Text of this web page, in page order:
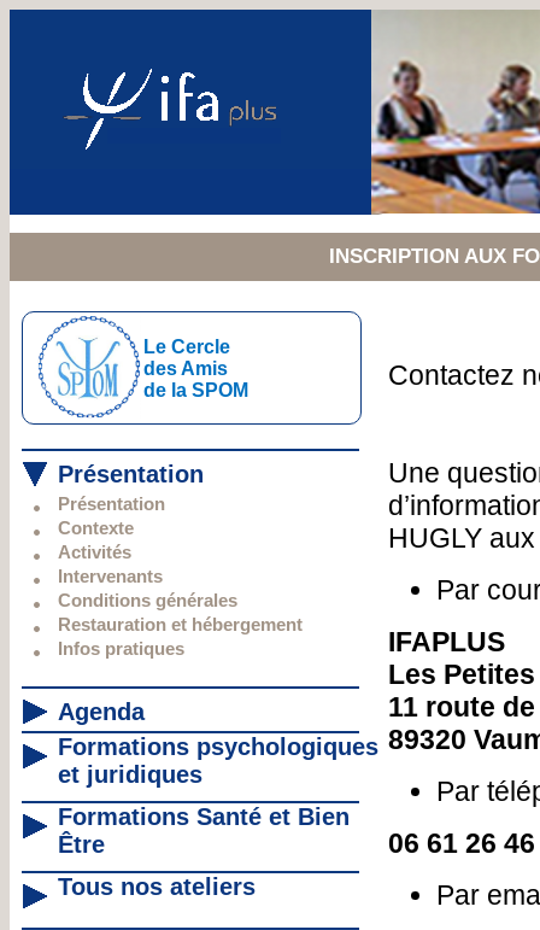
INSCRIPTION AUX
Le Cercle
des Amis
de la SPOM
Présentation
Présentation
Contexte
Activités
Intervenants
Conditions générales
Restauration et hébergement
Infos pratiques
Agenda
Formations psychologiques
et juridiques
Formations Santé et Bien
Être
Tous nos ateliers
Contactez
Une
HUGLY
Par
IFAPLUS
Les
11 route
89320
Par
06 61 26
Par